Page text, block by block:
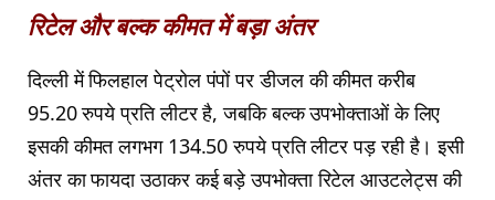
रिटेल और बल्क कीमत में बड़ा अंतर
दिल्ली में फिलहाल पेट्रोल पंपों पर डीजल की कीमत करीब
95.20 रुपये प्रति लीटर है, जबकि बल्क उपभोक्ताओं के लिए
इसकी कीमत लगभग 134.50 रुपये प्रति लीटर पड़ रही है। इसी
अंतर का फायदा उठाकर कई बड़े उपभोक्ता रिटेल आउटलेट्स की